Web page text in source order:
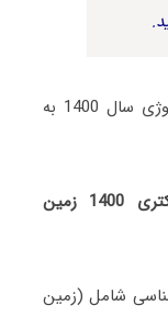
سوالات آزمون دکتری زمین شناسی پترولوژی سال 1400 به
سرفصل های دروس امتحانی کنکور دکتری 1400 زمین
شامل (زمین